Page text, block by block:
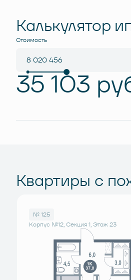
Калькулятор
Стоимость
35 103
Квартиры с
№ 125
Корпус №12, Секция 1, Этаж 23